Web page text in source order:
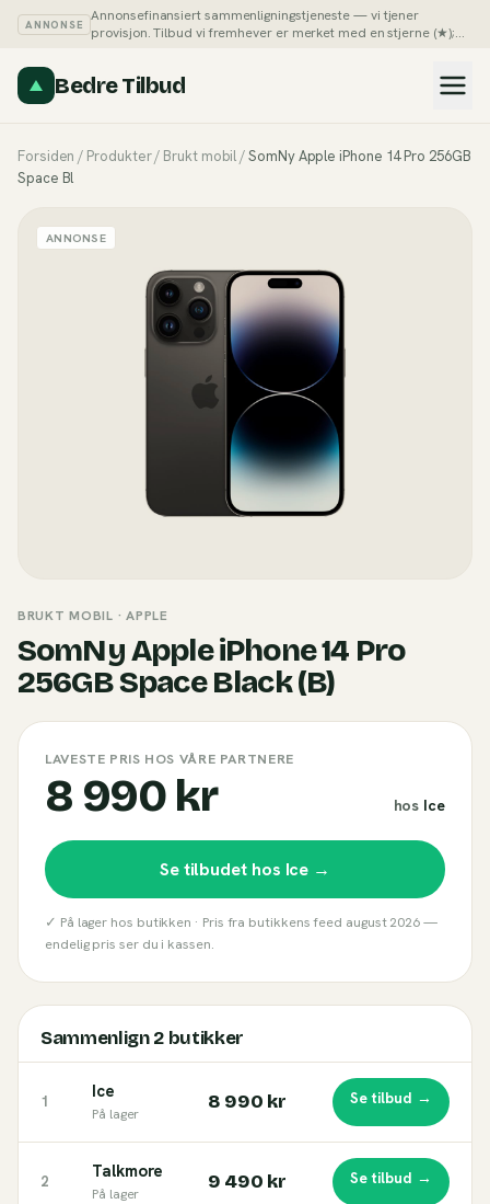
ANNONSE
Annonsefinansiert sammenligningstjeneste — vi tjener
provisjon. Tilbud vi fremhever er merket med en stjerne (★);
Bedre Tilbud
Forsiden / Produkter/ Brukt mobil/SomNy Apple iPhone 14 Pro 256GB
Space Bl
ANNONSE
BRUKT MOBIL · APPLE
SomNy Apple iPhone 14 Pro
256GB Space Black (B)
LAVESTE PRIS HOS VÅRE PARTNERE
8 990 kr hos Ice
Se tilbudet hos Ice →
✓ På lager hos butikken · Pris fra butikkens feed august 2026—
endelig pris ser du i kassen.
Sammenlign2butikker
1 Ice
På lager
8 990 kr Se tilbud →
2 Talkmore
På lager
9 490 kr Se tilbud →